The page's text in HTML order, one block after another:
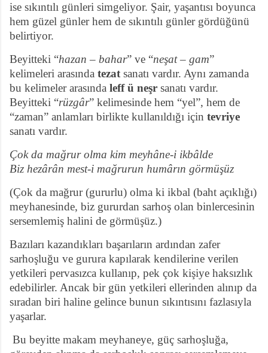
ise sıkıntılı günleri simgeliyor. Şair, yaşantısı boyunca
hem güzel günler hem de sıkıntılı günler gördüğünü
belirtiyor.
Beyitteki “hazan – bahar” ve “neşat – gam”
kelimeleri arasında tezatsanatı vardır. Aynı zamanda
bu kelimeler arasında leff ü neşr sanatı vardır.
Beyitteki “rüzgâr” kelimesinde hem “yel”, hem de
“zaman” anlamları birlikte kullanıldığı için tevriye
sanatı vardır.
Çok da mağrur olma kim meyhâne-i ikbâlde
Biz hezârân mest-i mağrurun humârın görmüşüz
(Çok da mağrur (gururlu) olma ki ikbal (baht açıklığı)
meyhanesinde, biz gururdan sarhoş olan binlercesinin
sersemlemiş halini de görmüşüz.)
Bazıları kazandıkları başarıların ardından zafer
sarhoşluğu ve gurura kapılarak kendilerine verilen
yetkileri pervasızca kullanıp, pek çok kişiye haksızlık
edebilirler. Ancak bir gün yetkileri ellerinden alınıp da
sıradan biri haline gelince bunun sıkıntısını fazlasıyla
yaşarlar.
Bu beyitte makam meyhaneye, güç sarhoşluğa,